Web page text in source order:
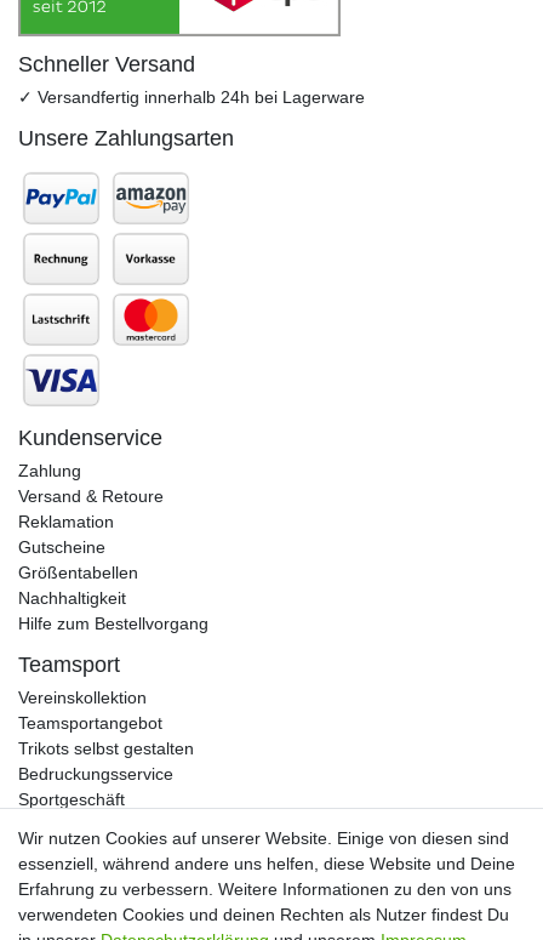
Schneller Versand
✓ Versandfertig innerhalb 24h bei Lagerware
Unsere Zahlungsarten
Kundenservice
Zahlung
Versand & Retoure
Reklamation
Gutscheine
Größentabellen
Nachhaltigkeit
Hilfe zum Bestellvorgang
Teamsport
Vereinskollektion
Teamsportangebot
Trikots selbst gestalten
Bedruckungsservice
Sportgeschäft
Wir nutzen Cookies auf unserer Website. Einige von diesen sind
essenziell, während andere uns helfen, diese Website und Deine
Erfahrung zu verbessern. Weitere Informationen zu den von uns
verwendeten Cookies und deinen Rechten als Nutzer findest Du